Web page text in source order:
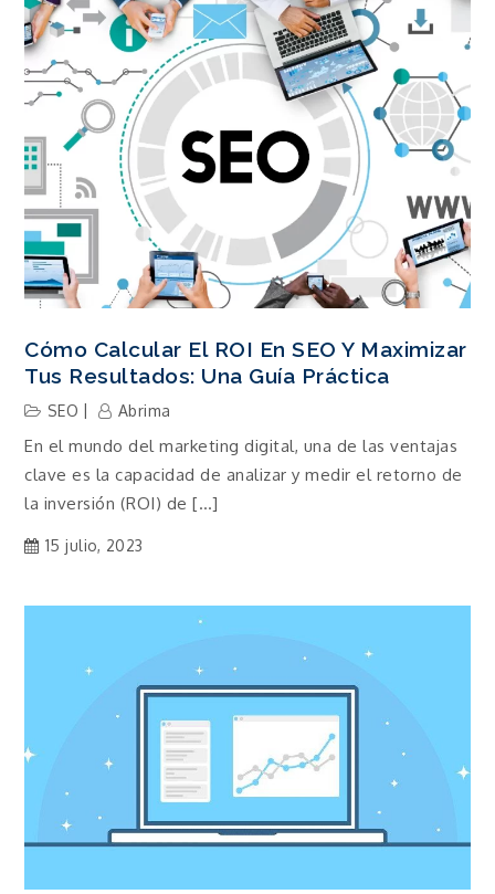
Cómo Calcular El ROI En SEO Y Maximizar
Tus Resultados: Una Guía Práctica
SEO Abrima
En el mundo del marketing digital, una de las ventajas
clave es la capacidad de analizar y medir el retorno de
la inversión (ROI) de […]
15 julio, 2023